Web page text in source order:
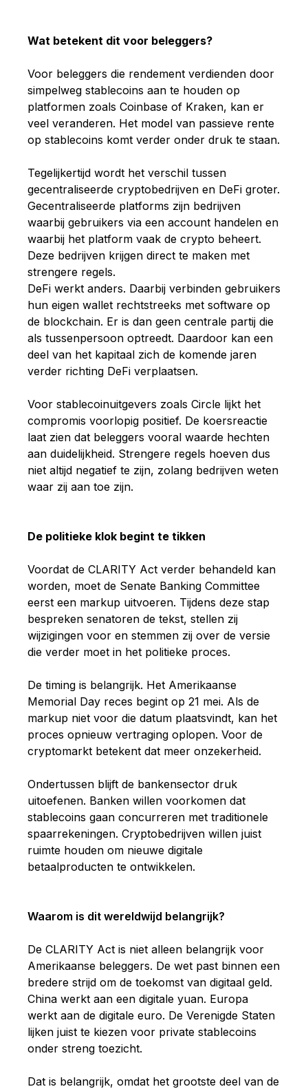
Wat betekent dit voor beleggers?
Voor beleggers die rendement verdienden door
simpelweg stablecoins aan te houden op
platformen zoals Coinbase of Kraken, kan er
veel veranderen. Het model van passieve rente
op stablecoins komt verder onder druk te staan.
Tegelijkertijd wordt het verschil tussen
gecentraliseerde cryptobedrijven en DeFi groter.
Gecentraliseerde platforms zijn bedrijven
waarbij gebruikers via een account handelen en
waarbij het platform vaak de crypto beheert.
Deze bedrijven krijgen direct te maken met
strengere regels.
DeFi werkt anders. Daarbij verbinden gebruikers
hun eigen wallet rechtstreeks met software op
de blockchain. Er is dan geen centrale partij die
als tussenpersoon optreedt. Daardoor kan een
deel van het kapitaal zich de komende jaren
verder richting DeFi verplaatsen.
Voor stablecoinuitgevers zoals Circle lijkt het
compromis voorlopig positief. De koersreactie
laat zien dat beleggers vooral waarde hechten
aan duidelijkheid. Strengere regels hoeven dus
niet altijd negatief te zijn, zolang bedrijven weten
waar zij aan toe zijn.
De politieke klok begint te tikken
Voordat de CLARITY Act verder behandeld kan
worden, moet de Senate Banking Committee
eerst een markup uitvoeren. Tijdens deze stap
bespreken senatoren de tekst, stellen zij
wijzigingen voor en stemmen zij over de versie
die verder moet in het politieke proces.
De timing is belangrijk. Het Amerikaanse
Memorial Day reces begint op 21 mei. Als de
markup niet voor die datum plaatsvindt, kan het
proces opnieuw vertraging oplopen. Voor de
cryptomarkt betekent dat meer onzekerheid.
Ondertussen blijft de bankensector druk
uitoefenen. Banken willen voorkomen dat
stablecoins gaan concurreren met traditionele
spaarrekeningen. Cryptobedrijven willen juist
ruimte houden om nieuwe digitale
betaalproducten te ontwikkelen.
Waarom is dit wereldwijd belangrijk?
De CLARITY Act is niet alleen belangrijk voor
Amerikaanse beleggers. De wet past binnen een
bredere strijd om de toekomst van digitaal geld.
China werkt aan een digitale yuan. Europa
werkt aan de digitale euro. De Verenigde Staten
lijken juist te kiezen voor private stablecoins
onder streng toezicht.
Dat is belangrijk, omdat het grootste deel van de